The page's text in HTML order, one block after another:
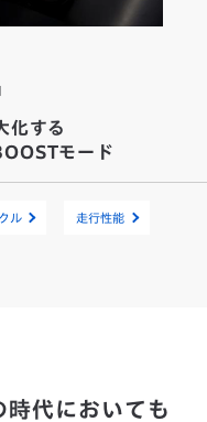
化する
モード
ル 走行性能
時代においても